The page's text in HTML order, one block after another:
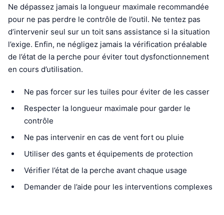
Ne dépassez jamais la longueur maximale recommandée
pour ne pas perdre le contrôle de l’outil. Ne tentez pas
d’intervenir seul sur un toit sans assistance si la situation
l’exige. Enfin, ne négligez jamais la vérification préalable
de l’état de la perche pour éviter tout dysfonctionnement
en cours d’utilisation.
Ne pas forcer sur les tuiles pour éviter de les casser
Respecter la longueur maximale pour garder le
contrôle
Ne pas intervenir en cas de vent fort ou pluie
Utiliser des gants et équipements de protection
Vérifier l’état de la perche avant chaque usage
Demander de l’aide pour les interventions complexes